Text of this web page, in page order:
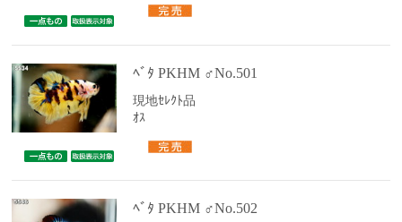
ﾍﾞﾀ PKHM ♂No.501
現地ｾﾚｸﾄ品
ｵｽ
ﾍﾞﾀ PKHM ♂No.502